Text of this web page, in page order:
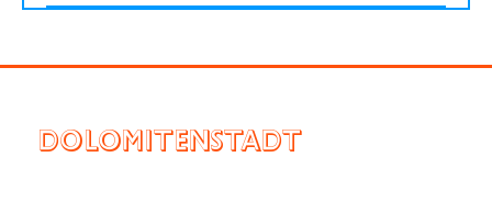
DOLOMITENSTADT